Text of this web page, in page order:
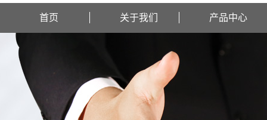
首页 关于我们 产品中心